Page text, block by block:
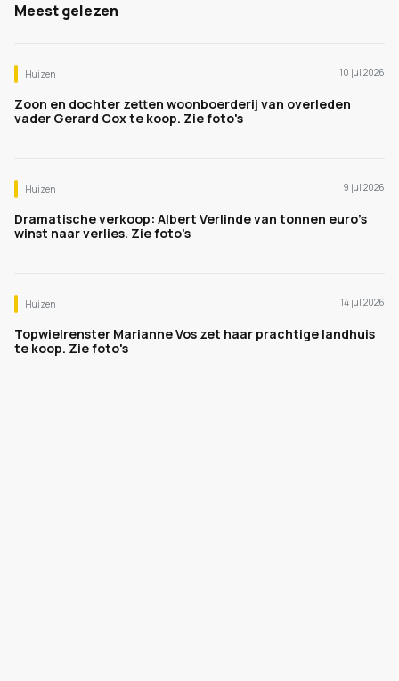
Meest gelezen
Huizen 10 jul 2026
Zoon en dochter zetten woonboerderij van overleden
vader Gerard Cox te koop. Zie foto's
Huizen 9 jul 2026
Dramatische verkoop: Albert Verlinde van tonnen euro's
winst naar verlies. Zie foto's
Huizen 14 jul 2026
Topwielrenster Marianne Vos zet haar prachtige landhuis
te koop. Zie foto's